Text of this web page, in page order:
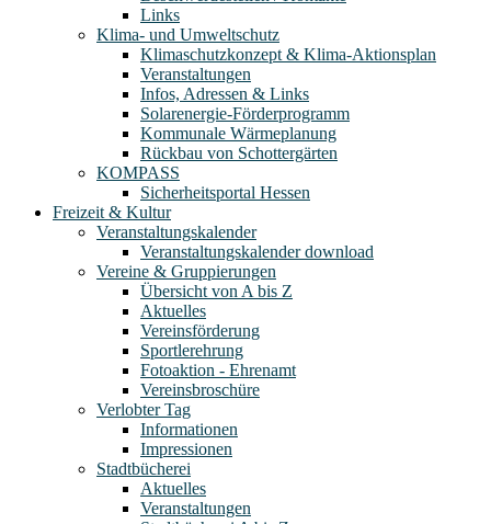
Links
Klima- und Umweltschutz
Klimaschutzkonzept & Klima-Aktionsplan
Veranstaltungen
Infos, Adressen & Links
Solarenergie-Förderprogramm
Kommunale Wärmeplanung
Rückbau von Schottergärten
KOMPASS
Sicherheitsportal Hessen
Freizeit & Kultur
Veranstaltungskalender
Veranstaltungskalender download
Vereine & Gruppierungen
Übersicht von A bis Z
Aktuelles
Vereinsförderung
Sportlerehrung
Fotoaktion - Ehrenamt
Vereinsbroschüre
Verlobter Tag
Informationen
Impressionen
Stadtbücherei
Aktuelles
Veranstaltungen